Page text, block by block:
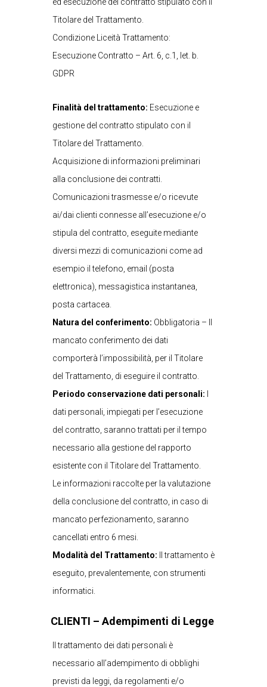
Titolare del Trattamento.
Condizione Liceità Trattamento:
Esecuzione Contratto – Art. 6, c.1, let. b.
GDPR
Finalità del trattamento: Esecuzione e
gestione del contratto stipulato con il
Titolare del Trattamento.
Acquisizione di informazioni preliminari
alla conclusione dei contratti.
Comunicazioni trasmesse e/o ricevute
ai/dai clienti connesse all’esecuzione e/o
stipula del contratto, eseguite mediante
diversi mezzi di comunicazioni come ad
esempio il telefono, email (posta
elettronica), messagistica instantanea,
posta cartacea.
Natura del conferimento: Obbligatoria – Il
mancato conferimento dei dati
comporterà l’impossibilità, per il Titolare
del Trattamento, di eseguire il contratto.
Periodo conservazione dati personali:
dati personali, impiegati per l’esecuzione
del contratto, saranno trattati per il tempo
necessario alla gestione del rapporto
esistente con il Titolare del Trattamento.
Le informazioni raccolte per la valutazione
della conclusione del contratto, in caso di
mancato perfezionamento, saranno
cancellati entro 6 mesi.
Modalità del Trattamento: Il trattamento è
eseguito, prevalentemente, con strumenti
informatici.
CLIENTI – Adempimenti di Legge
Il trattamento dei dati personali è
necessario all’adempimento di obblighi
previsti da leggi, da regolamenti e/o